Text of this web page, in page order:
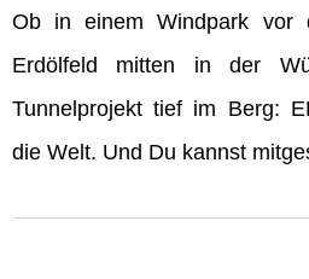
Ob in einem Windpark vor
Erdölfeld mitten in der
Tunnelprojekt tief im Berg:
die Welt. Und Du kannst